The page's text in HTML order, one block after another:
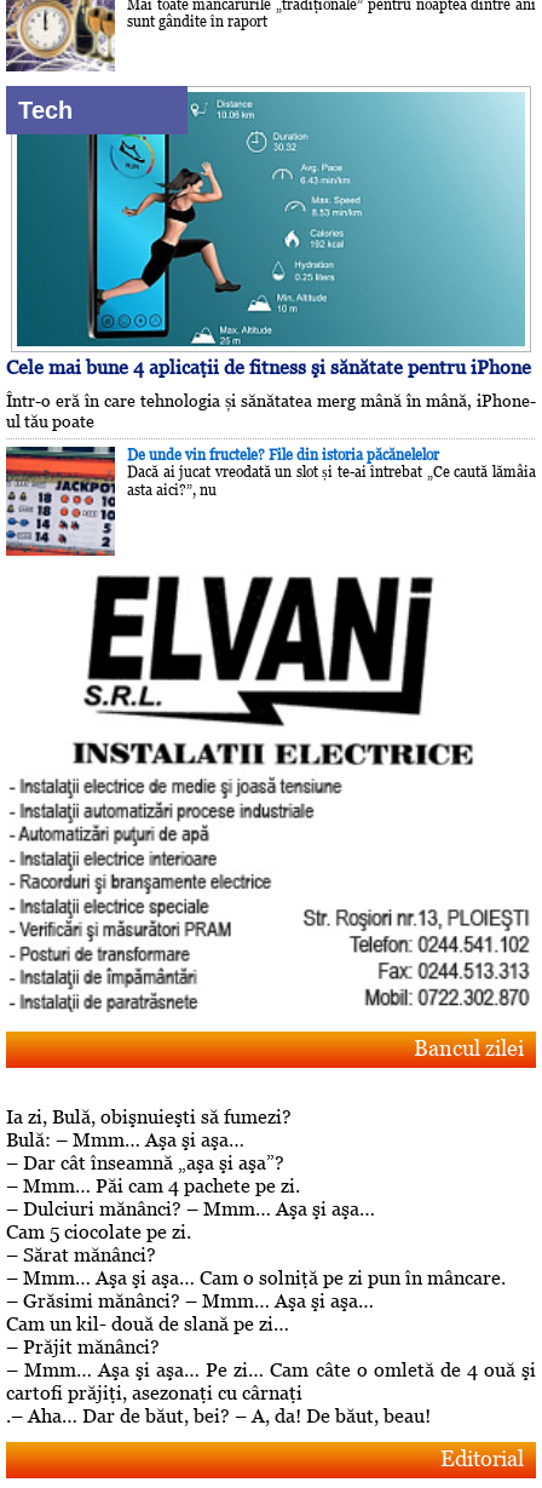
Mai toate mâncărurile „tradiţionale” pentru noaptea dintre ani
sunt gândite în raport
Tech
Cele mai bune 4 aplicaţii de fitness şi sănătate pentru iPhone
Într-o eră în care tehnologia și sănătatea merg mână în mână, iPhone-
ul tău poate
De unde vin fructele? File din istoria păcănelelor
Dacă ai jucat vreodată un slot și te-ai întrebat „Ce caută lămâia
asta aici?”, nu
Bancul zilei
Ia zi, Bulă, obişnuieşti să fumezi?
Bulă: – Mmm… Aşa şi aşa…
– Dar cât înseamnă „aşa şi aşa”?
– Mmm… Păi cam 4 pachete pe zi.
– Dulciuri mănânci? – Mmm… Aşa şi aşa…
Cam 5 ciocolate pe zi.
– Sărat mănânci?
– Mmm… Aşa şi aşa… Cam o solniţă pe zi pun în mâncare.
– Grăsimi mănânci? – Mmm… Aşa şi aşa…
Cam un kil- două de slană pe zi…
– Prăjit mănânci?
– Mmm… Aşa şi aşa… Pe zi… Cam câte o omletă de 4 ouă şi
cartofi prăjiţi, asezonaţi cu cârnaţi
.– Aha… Dar de băut, bei? – A, da! De băut, beau!
Editorial